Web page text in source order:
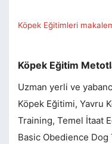
Köpek Eğitimleri
Köpek Eğitim
Uzman yerli ve
Köpek Eğitimi, Yavru
Training, Temel İtaat
Basic Obedience